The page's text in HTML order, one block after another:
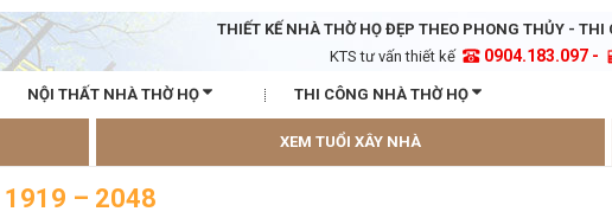
THIẾT KẾ NHÀ THỜ HỌ ĐẸP THEO PHONG THỦY - THI
KTS tư vấn thiết kế
0904.183.097 -
NỘI THẤT NHÀ THỜ HỌ THI CÔNG NHÀ THỜ HỌ
XEM TUỔI XÂY NHÀ
1919 – 2048